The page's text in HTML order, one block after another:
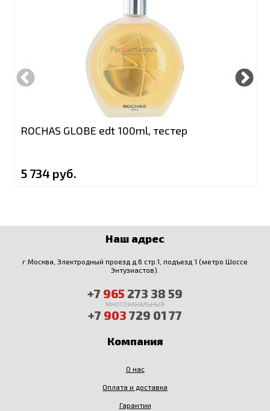
ROCHAS GLOBE edt 100ml, тестер
5 734 руб.
Наш адрес
г.Москва, Электродный проезд д.6 стр.1, подъезд 1 (метро Шоссе
Энтузиастов).
+7 965 273 38 59
МНОГОКАНАЛЬНЫЙ
+7 903 729 01 77
Компания
О нас
Оплата и доставка
Гарантии